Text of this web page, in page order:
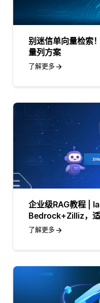
别迷信单向量检索
量列方案
了解更多
企业级RAG教程 |
Bedrock+Zilliz，
了解更多